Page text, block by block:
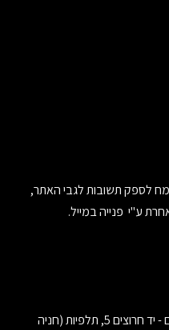
לספק תשובות לגבי האתר,
ע"י פנייה במייל.
בואו לבקר במחסן לוגיסטי שלנו: ירושלים - יד חרוצים 5, תלפיות (חניה